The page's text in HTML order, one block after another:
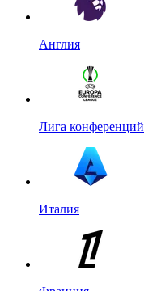
Англия
Лига конференций
Италия